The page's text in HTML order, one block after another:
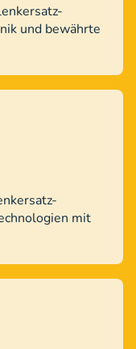
und bewährte
mit